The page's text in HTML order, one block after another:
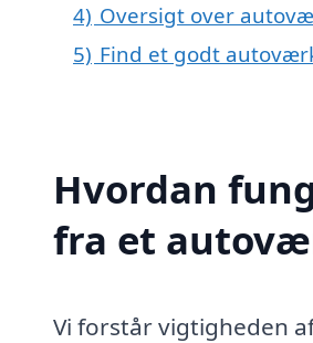
4) Oversigt over
5) Find et godt
Hvordan
fra et
Vi forstår vigtigheden